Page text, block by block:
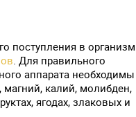
поступления в организм
. Для правильного
аппарата необходимы
калий, молибден,
ягодах, злаковых и